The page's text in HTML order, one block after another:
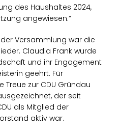
des Haushaltes 2024,
angewiesen.“
Versammlung war die
Claudia Frank wurde
und ihr Engagement
geehrt. Für
zur CDU Gründau
der seit
als Mitglied der
aktiv war.